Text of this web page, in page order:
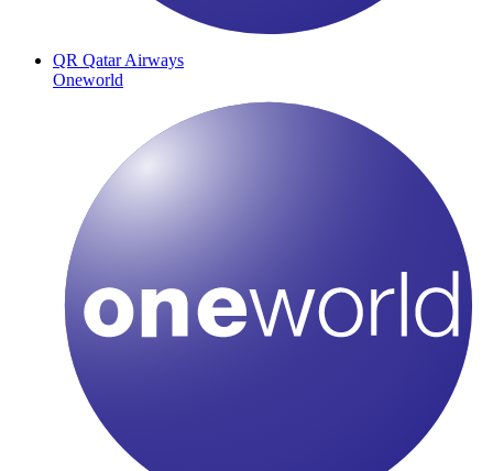
QR Qatar Airways
Oneworld